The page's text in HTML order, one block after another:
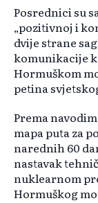
Posrednici su
„pozitivnoj i
dvije strane
komunikacije
Hormuškom
petina
Prema
mapa puta za
narednih 60
nastavak
nuklearnom
Hormuškog